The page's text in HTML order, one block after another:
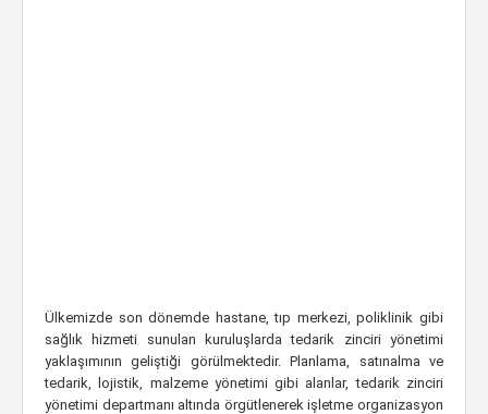
Ülkemizde son dönemde hastane, tıp merkezi, poliklinik gibi
sağlık hizmeti sunulan kuruluşlarda tedarik zinciri yönetimi
yaklaşımının geliştiği görülmektedir. Planlama, satınalma ve
tedarik, lojistik, malzeme yönetimi gibi alanlar, tedarik zinciri
yönetimi departmanı altında örgütlenerek işletme organizasyon